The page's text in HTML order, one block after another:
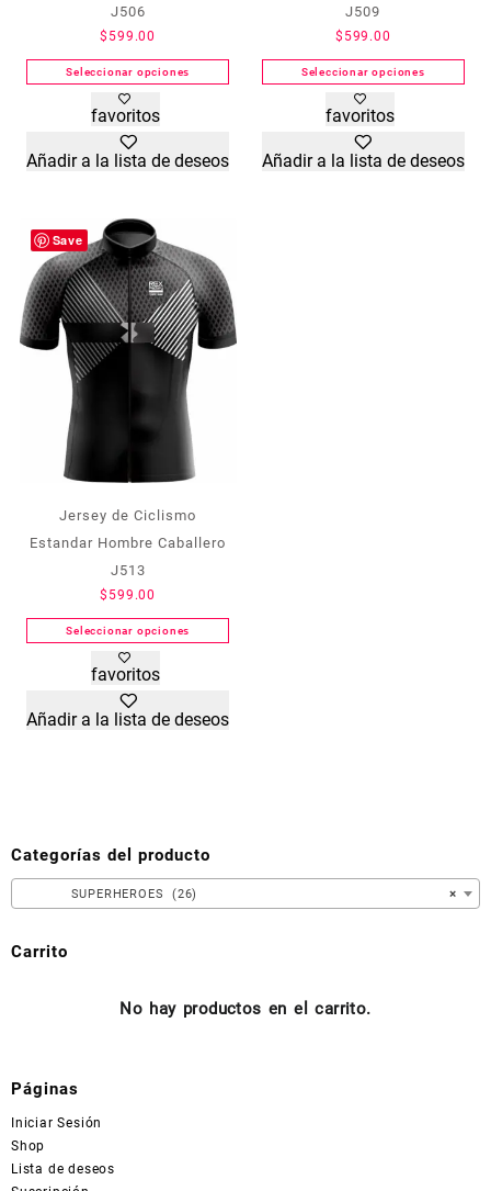
J506
$ 599.00
Seleccionar opciones
Este
producto
tiene
múltiples
opciones
se
pueden
elegir
en
de
favoritos
Añadir a la lista de deseos
J509
$ 599.00
Seleccionar opciones
Este
producto
tiene
múltiples
favoritos
Añadir a la lista de deseos
Save
Jersey de Ciclismo
Estandar Hombre Caballero
J513
$ 599.00
Seleccionar opciones
Este
producto
tiene
múltiples
elegir
en
la
favoritos
Añadir a la lista de deseos
Categorías del producto
×
SUPERHEROES (26)
Carrito
No hay productos en el carrito.
Páginas
Iniciar Sesión
Shop
Lista de deseos